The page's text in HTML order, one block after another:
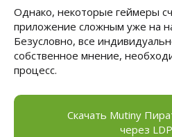
Однако, некоторые геймеры
приложение сложным уже на
Безусловно, все
собственное мнение,
процесс.
Скачать Mutiny
через